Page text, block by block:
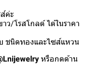
ค่ะ
ว/โรสโกลด์ ได้ในราคา
ชนิดทองและไซส์แหวน
หรือกดด้าน